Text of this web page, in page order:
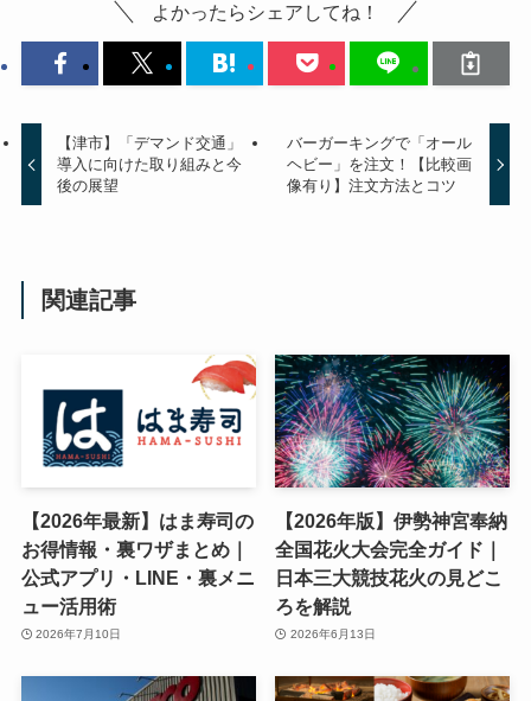
よかったらシェアしてね！
【津市】「デマンド交通」
導入に向けた取り組みと今
後の展望
バーガーキングで「オール
ヘビー」を注文！【比較画
像有り】注文方法とコツ
関連記事
【2026年最新】はま寿司の
お得情報・裏ワザまとめ｜
公式アプリ・LINE・裏メニ
ュー活用術
2026年7月10日
【2026年版】伊勢神宮奉納
全国花火大会完全ガイド｜
日本三大競技花火の見どこ
ろを解説
2026年6月13日